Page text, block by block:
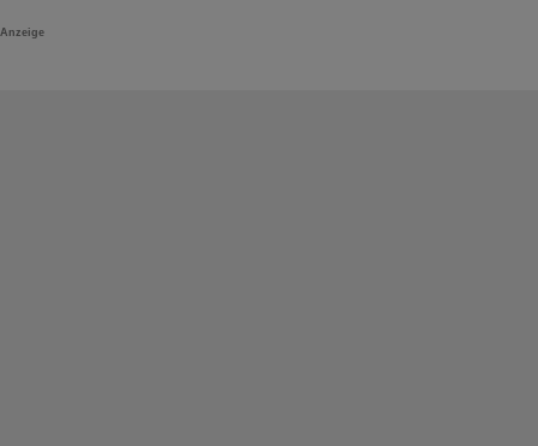
Anzeige